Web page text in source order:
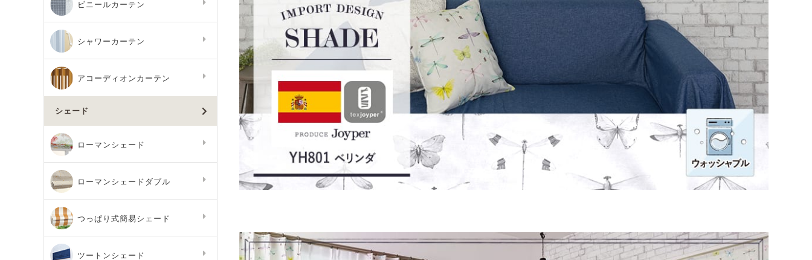
ビニールカーテン
シャワーカーテン
アコーディオンカーテン
シェード
ローマンシェード
ローマンシェードダブル
つっぱり式簡易シェード
ツートンシェード